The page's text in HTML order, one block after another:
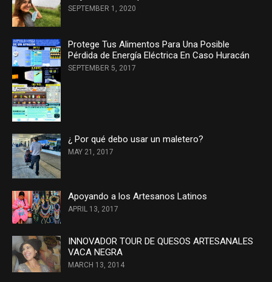
SEPTEMBER 1, 2020
Protege Tus Alimentos Para Una Posible
Pérdida de Energía Eléctrica En Caso Huracán
SEPTEMBER 5, 2017
¿ Por qué debo usar un maletero?
MAY 21, 2017
Apoyando a los Artesanos Latinos
APRIL 13, 2017
INNOVADOR TOUR DE QUESOS ARTESANALES
VACA NEGRA
MARCH 13, 2014